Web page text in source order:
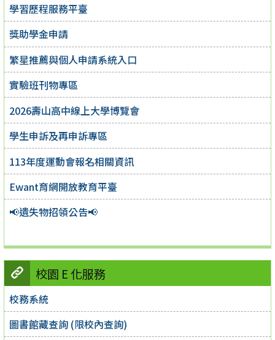
學習歷程服務平臺
獎助學金申請
繁星推薦與個人申請系統入口
實驗班刊物專區
2026壽山高中線上大學博覽會
學生申訴及再申訴專區
113年度運動會報名相關資訊
Ewant育網開放教育平臺
📢遺失物招領公告📢
校園 E 化服務
校務系統
圖書館藏查詢 (限校內查詢)